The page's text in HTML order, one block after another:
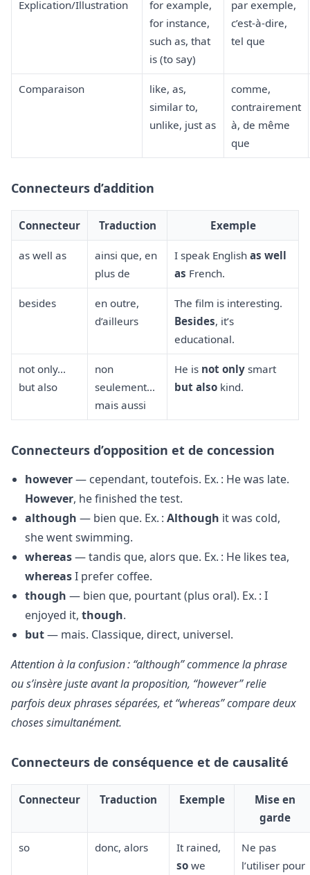
Explication/Illustration
for example,
for instance,
such as, that
is (to say)
par exemple,
c’est-à-dire,
tel que
Comparaison
like, as,
similar to,
unlike, just as
comme,
contrairement
à, de même
que
Connecteurs d’addition
Connecteur Traduction Exemple
as well as
ainsi que, en
plus de
I speak English as well
as French.
besides
en outre,
d’ailleurs
The film is interesting.
Besides, it’s
educational.
not only...
but also
non
seulement...
mais aussi
He is not onlysmart
but alsokind.
Connecteurs d’opposition et de concession
however— cependant, toutefois. Ex. : He was late.
However, he finished the test.
although — bien que. Ex. : Although it was cold,
she went swimming.
whereas— tandis que, alors que. Ex. : He likes tea,
whereasI prefer coffee.
though — bien que, pourtant (plus oral). Ex. : I
enjoyed it, though.
but— mais. Classique, direct, universel.
Attention à la confusion : “although” commence la phrase
ou s’insère juste avant la proposition, “however” relie
parfois deux phrases séparées, et “whereas” compare deux
choses simultanément.
Connecteurs de conséquence et de causalité
Connecteur Traduction Exemple
Mise en
garde
so donc, alors
It rained,
sowe
Ne pas
l’utiliser pour